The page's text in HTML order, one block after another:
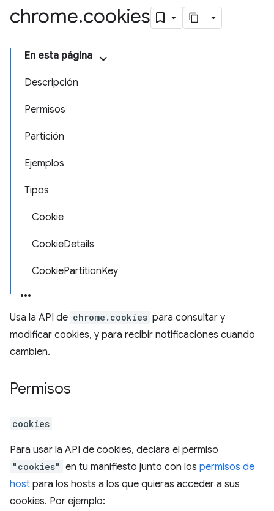
chrome.cookies
En esta página
Descripción
Permisos
Partición
Ejemplos
Tipos
Cookie
CookieDetails
CookiePartitionKey
Usa la API de chrome.cookies para consultar y
modificar cookies, y para recibir notificaciones cuando
cambien.
Permisos
cookies
Para usar la API de cookies, declara el permiso
"cookies" en tu manifiesto junto con los permisos de
host para los hosts a los que quieras acceder a sus
cookies. Por ejemplo: